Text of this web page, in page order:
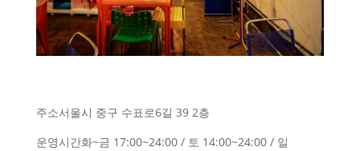
주소서울시 중구 수표로6길 39 2층
운영시간화~금 17:00~24:00 / 토 14:00~24:00 / 일